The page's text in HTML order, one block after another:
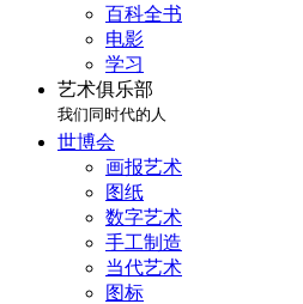
百科全书
电影
学习
艺术俱乐部
我们同时代的人
世博会
画报艺术
图纸
数字艺术
手工制造
当代艺术
图标